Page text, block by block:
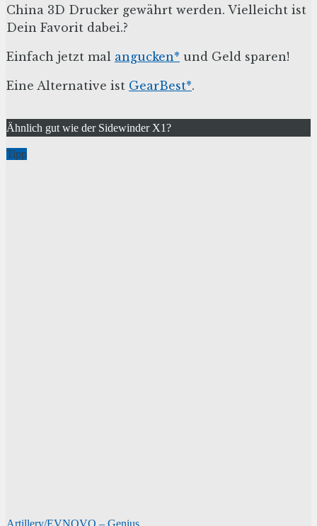
China 3D Drucker gewährt werden. Vielleicht ist
Dein Favorit dabei.?
Einfach jetzt mal angucken* und Geld sparen!
Eine Alternative ist GearBest*.
Ähnlich gut wie der Sidewinder X1?
Tipp
Artillery/EVNOVO – Genius